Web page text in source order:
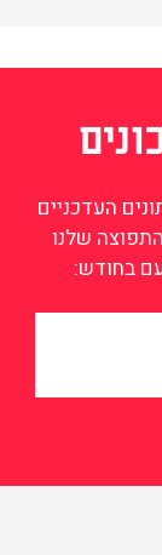
העדכניים
שלנו
בחודש: